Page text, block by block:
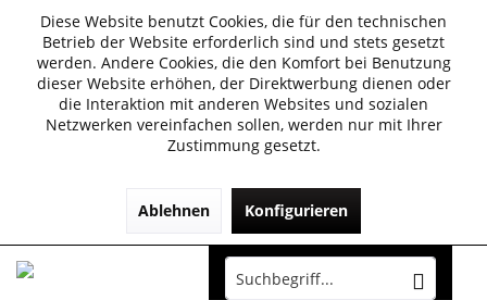
Diese Website benutzt Cookies, die für den technischen
Betrieb der Website erforderlich sind und stets gesetzt
werden. Andere Cookies, die den Komfort bei Benutzung
dieser Website erhöhen, der Direktwerbung dienen oder
die Interaktion mit anderen Websites und sozialen
Netzwerken vereinfachen sollen, werden nur mit Ihrer
Zustimmung gesetzt.
Ablehnen Konfigurieren